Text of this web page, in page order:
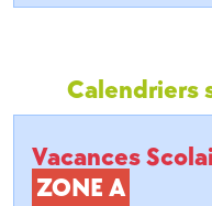
Calendriers
Vacances
ZONE A